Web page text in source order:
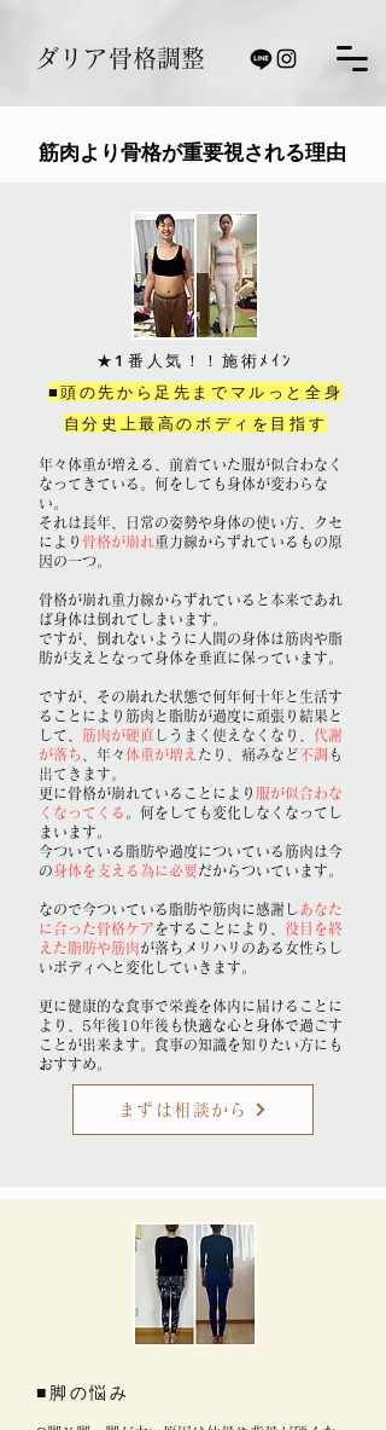
ダリア骨格調整
​筋肉より骨格が重要視される理由
★1番人気！！施術ﾒｲﾝ
■頭の先から足先までマルっと全身
自分史上最高のボディを目指す
年々体重が増える、前着ていた服が似合わなく
なってきている。何をしても身体が変わらな
い。
​それは長年、日常の姿勢や身体の使い方、クセ
により 骨格が崩れ重力線からずれているもの原
因の一つ 。
骨格が崩れ重力線からずれていると本来であれ
ば身体は倒れてしまいます。
ですが、倒れないように人間の身体は筋肉や脂
肪が支えとなって身体を垂直に保っています。
ですが、その崩れた状態で何年何十年と生活す
ることにより筋肉と脂肪が過度に頑張り結果と
して、 筋肉が硬直 しうまく使えなくなり、 代謝
が落ち 、年々 体重が増え たり、痛みなど不調 も
出てきます。
更に骨格が崩れていることにより 服が似合わな
くなってくる 。何をしても変化しなくなってし
まいます。
今ついている脂肪や過度についている筋肉は今
の身体を支える為に必要だからついています。
なので今ついている脂肪や筋肉に感謝し あなた
に合った骨格ケアをすることにより、 役目を終
えた脂肪や筋肉が落ちメリハリのある女性らし
いボディへと変化していきます。
更に健康的な食事で栄養を体内に届けることに
より、5年後10年後も快適な心と身体で過 ごす
ことが出来ます。食事の知識を知りたい方にも
おすすめ。
まずは相談から
■脚の悩み